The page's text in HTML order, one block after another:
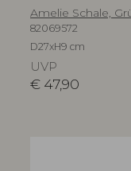
Amelie Schale,
82069572
D27xH9 cm
UVP
€ 47,90